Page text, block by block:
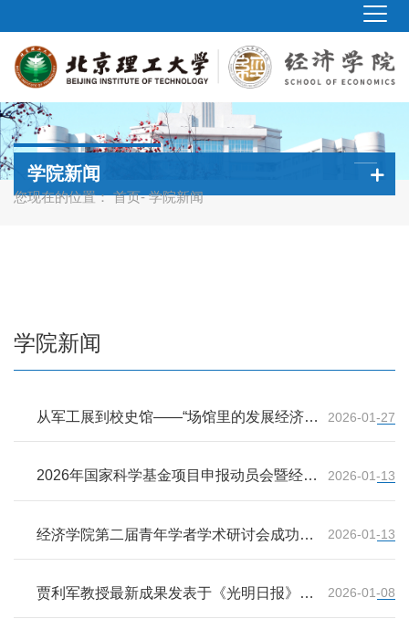
您现在的位置：首页- 学院新闻
学院新闻
学院新闻
从军工展到校史馆——“场馆里的发展经济
2026-01-27
2026年国家科学基金项目申报动员会暨经验
2026-01-13
经济学院第二届青年学者学术研讨会成功举
2026-01-13
贾利军教授最新成果发表于《光明日报》理
2026-01-08